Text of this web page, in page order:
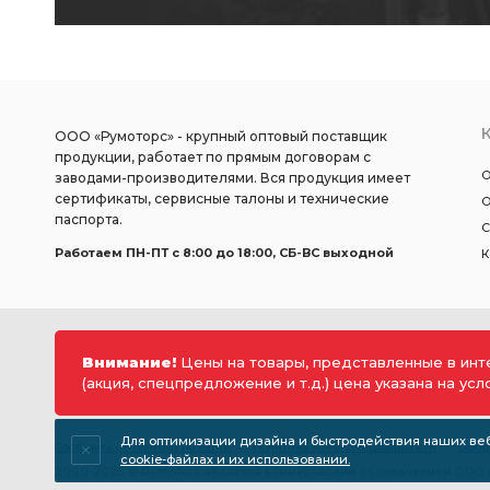
ООО «Румоторс» - крупный оптовый поставщик
продукции, работает по прямым договорам с
заводами-производителями. Вся продукция имеет
сертификаты, сервисные талоны и технические
паспорта.
Работаем ПН-ПТ c 8:00 до 18:00, СБ-ВС выходной
Внимание! Цены на товары, представленные в
(акция, спецпредложение и т.д.) цена указана на
Сообщить об ошибке на сайте Политика конфиденциальности
Для оптимизации дизайна и быстродействия наших
cookie-файлах и их использовании.